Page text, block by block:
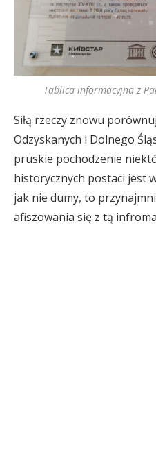
Tablica informacyjna z
Siłą rzeczy znowu
Odzyskanych i Dolnego
pruskie pochodzenie
historycznych postaci jest
jak nie dumy, to
afiszowania się z tą